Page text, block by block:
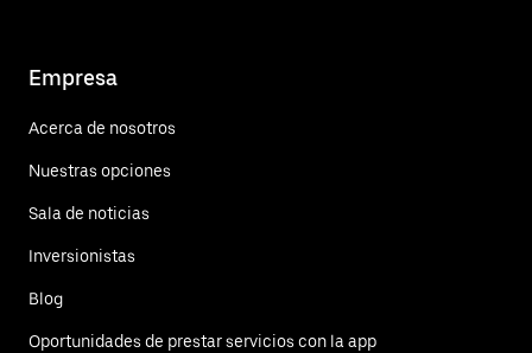
Empresa
Acerca de nosotros
Nuestras opciones
Sala de noticias
Inversionistas
Blog
Oportunidades de prestar servicios con la app